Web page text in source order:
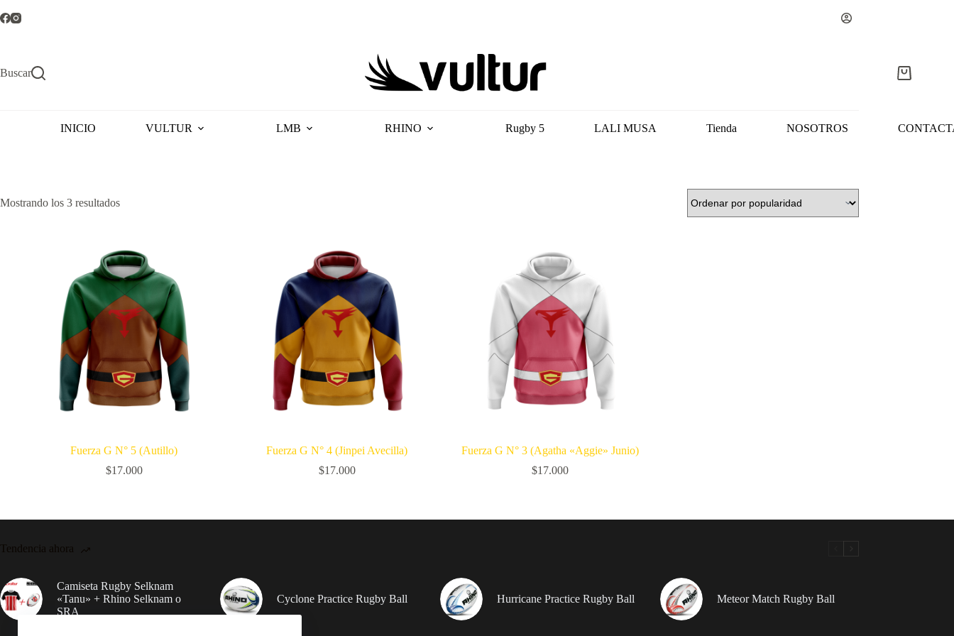
al
Buscar
Carro
INICIO VULTUR LMB RHINO Rugby 5 LALI MUSA Tienda NOSOTROS
Mostrando los 3 resultadosOrdenado
Fuerza G N° 5 (Autillo)
$17.000
Fuerza G N° 4 (Jinpei Avecilla)
$17.000
Fuerza G N° 3 (Agatha «Aggie» Junio)
$17.000
Tendencia ahora
Camiseta Rugby Selknam
«Tanu» + Rhino Selknam o
SRA
Cyclone Practice Rugby Ball Hurricane Practice Rugby Ball Meteor Match Rugby Ball